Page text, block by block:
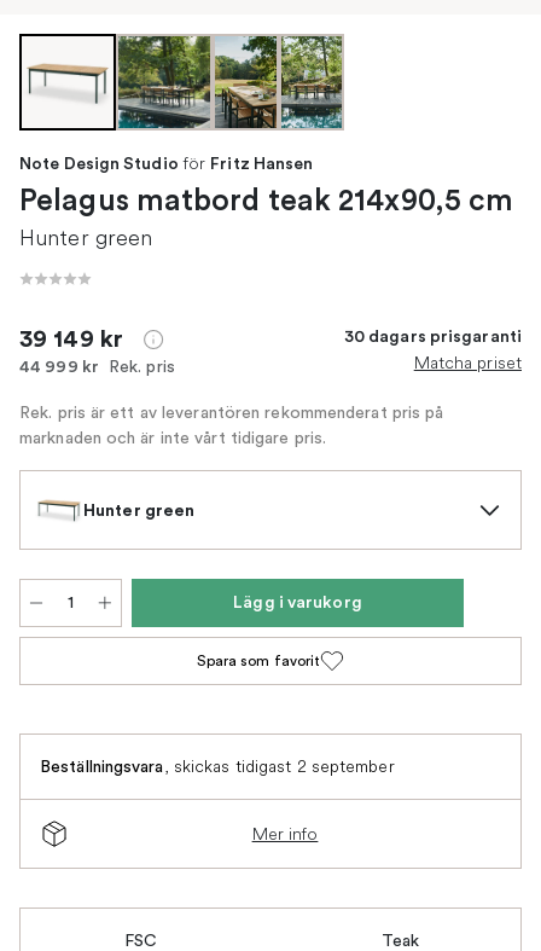
Note Design Studio för Fritz Hansen
Pelagus matbord teak 214x90,5 cm
Hunter green
39 149 kr
44 999 kr Rek. pris
30 dagars prisgaranti
Matcha priset
Rek. pris är ett av leverantören rekommenderat pris på
marknaden och är inte vårt tidigare pris.
Hunter green
Lägg i varukorg
Spara som favorit
Beställningsvara, skickas tidigast 2 september
Mer info
FSC Teak